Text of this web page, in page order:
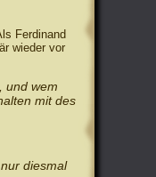
Ferdinand
wieder vor
und wem
mit des
diesmal